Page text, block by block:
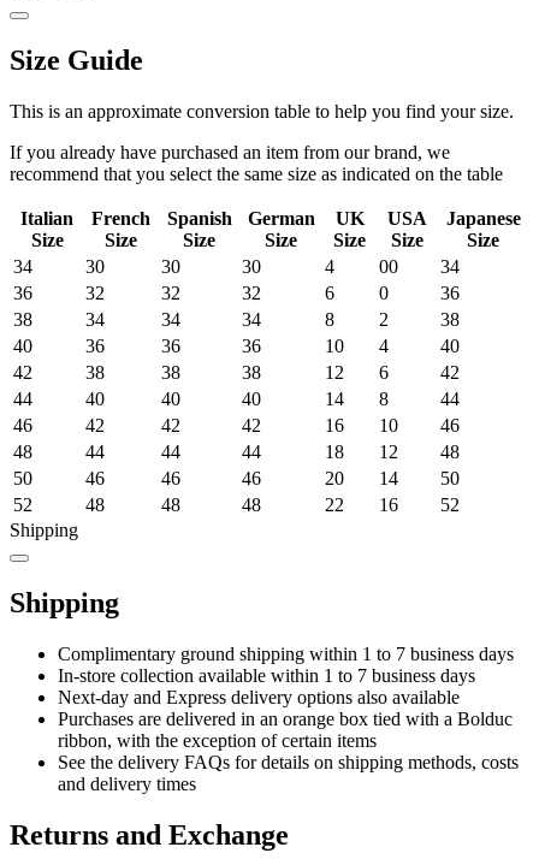
Size Guide
This is an approximate conversion table to help you find your size.
If you already have purchased an item from our brand, we
recommend that you select the same size as indicated on the table
Italian
Size
French
Size
Spanish
Size
German
Size
UK
Size
USA
Size
Japanese
Size
34
30 30 30 4 00
34
36
32 32 32 6 0
36
38
34 34 34 8 2
38
40
36 36 36 10 4
40
42
38 38 38 12 6
42
44
40 40 40 14 8
44
46
42 42 42 16 10
46
48
44 44 44 18 12
48
50
46 46 46 20 14
50
52
48 48 48 22 16
52
Shipping
Shipping
Complimentary ground shipping within 1 to 7 business days
In-store collection available within 1 to 7 business days
Next-day and Express delivery options also available
Purchases are delivered in an orange box tied with a Bolduc
ribbon, with the exception of certain items
See the delivery FAQs for details on shipping methods, costs
and delivery times
Returns and Exchange